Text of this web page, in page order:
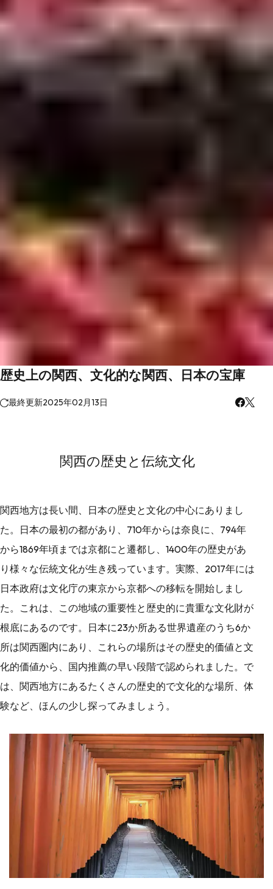
歴史上の関西、文化的な関西、日本の宝庫
最終更新2025年02月13日
関西の歴史と伝統文化
関西地方は長い間、日本の歴史と文化の中心にありまし
た。日本の最初の都があり、710年からは奈良に、794年
から1869年頃までは京都にと遷都し、1400年の歴史があ
り様々な伝統文化が生き残っています。実際、2017年には
日本政府は文化庁の東京から京都への移転を開始しまし
た。これは、この地域の重要性と歴史的に貴重な文化財が
根底にあるのです。日本に23か所ある世界遺産のうち6か
所は関西圏内にあり、これらの場所はその歴史的価値と文
化的価値から、国内推薦の早い段階で認められました。で
は、関西地方にあるたくさんの歴史的で文化的な場所、体
験など、ほんの少し探ってみましょう。